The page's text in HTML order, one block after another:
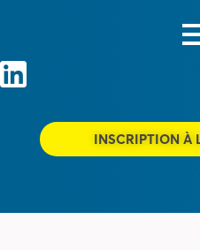
INSCRIPTION À